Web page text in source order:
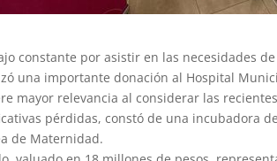
constante por asistir en las necesidades
una importante donación al Hospital
mayor relevancia al considerar las
pérdidas, constó de una incubadora
de Maternidad.